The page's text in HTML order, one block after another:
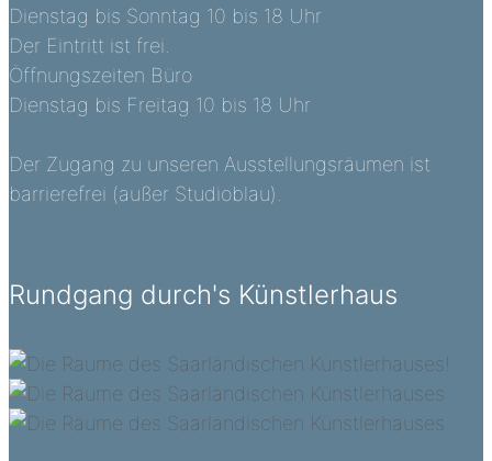
Dienstag bis Sonntag 10 bis 18 Uhr
Der Eintritt ist frei.
Öffnungszeiten Büro
Dienstag bis Freitag 10 bis 18 Uhr
Der Zugang zu unseren Ausstellungsräumen ist
barrierefrei (außer Studioblau).
Rundgang durch's Künstlerhaus